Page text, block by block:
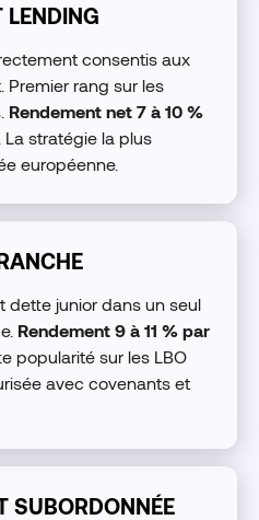
LENDING
consentis aux
rang sur les
Rendement net 7 à 10 %
La stratégie la plus
européenne.
dette junior dans un seul
Rendement 9 à 11 % par
popularité sur les LBO
avec covenants et
SUBORDONNÉE